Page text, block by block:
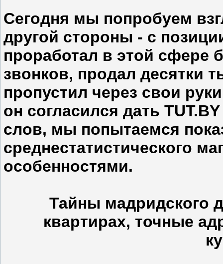
Сегодня мы попробуем
другой стороны - с
проработал в этой сфере
звонков, продал десятки
пропустил через свои
он согласился дать
слов, мы попытаемся
среднестатистического
особенностями.
Тайны мадридского
квартирах, точные